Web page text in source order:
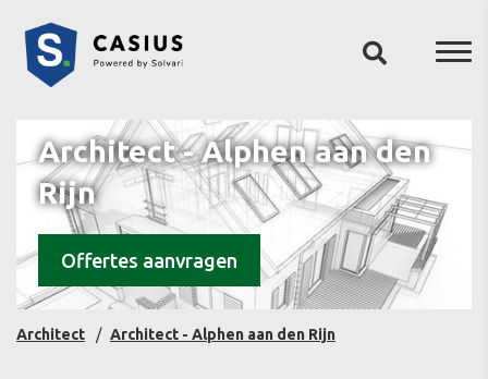
Architect - Alphen aan den
Rijn
Offertes aanvragen
Architect Architect - Alphen aan den Rijn